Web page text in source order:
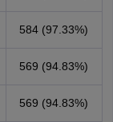
584 (97.33%)
569 (94.83%)
569 (94.83%)